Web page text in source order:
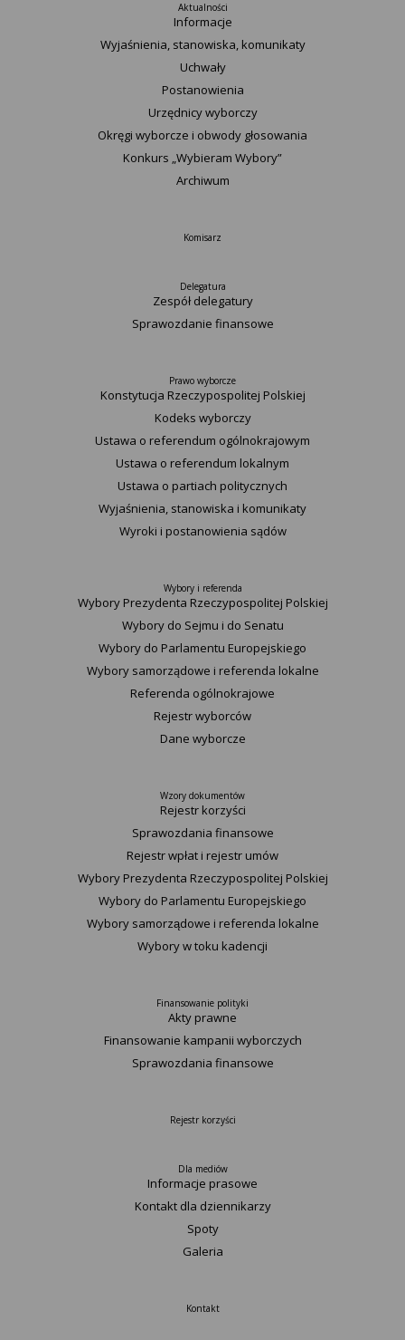
Aktualności
Informacje
Wyjaśnienia, stanowiska, komunikaty
Uchwały
Postanowienia
Urzędnicy wyborczy
Okręgi wyborcze i obwody głosowania
Konkurs „Wybieram Wybory”
Archiwum
Komisarz
Delegatura
Zespół delegatury
Sprawozdanie finansowe
Prawo wyborcze
Konstytucja Rzeczypospolitej Polskiej​
Kodeks wyborczy
Ustawa o referendum ogólnokrajowym
Ustawa o referendum lokalnym
Ustawa o partiach politycznych
Wyjaśnienia, stanowiska i komunikaty
Wyroki i postanowienia sądów
Wybory i referenda
Wybory Prezydenta Rzeczypospolitej Polskiej
Wybory do Sejmu i do Senatu
Wybory do Parlamentu Europejskiego
Wybory samorządowe i referenda lokalne
Referenda ogólnokrajowe
Rejestr wyborców
Dane wyborcze
Wzory dokumentów
Rejestr korzyści
Sprawozdania finansowe
Rejestr wpłat i rejestr umów
Wybory Prezydenta Rzeczypospolitej Polskiej
Wybory do Parlamentu Europejskiego
Wybory samorządowe i referenda lokalne
Wybory w toku kadencji
Finansowanie polityki
Akty prawne
Finansowanie kampanii wyborczych
Sprawozdania finansowe
Rejestr korzyści
Dla mediów
Informacje prasowe
Kontakt dla dziennikarzy
Spoty
Galeria
Kontakt